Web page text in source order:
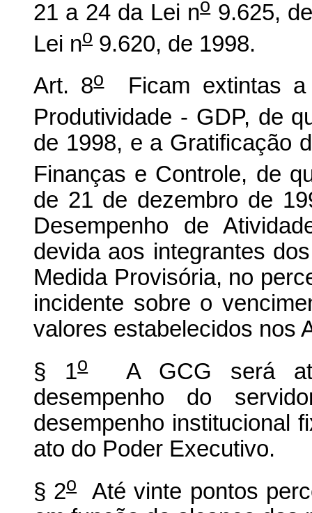
21 a 24 da Lei no9.625,
Lei no 9.620, de 1998.
Art. 8oFicam extintas a
Produtividade - GDP, de
de 1998, e a Gratificação
Finanças e Controle, de
de 21 de dezembro de
Desempenho de
devida aos integrantes
Medida Provisória, no
incidente sobre o
valores estabelecidos nos
§ 1oA GCG será
desempenho do
desempenho institucional
ato do Poder Executivo.
§ 2oAté vinte pontos